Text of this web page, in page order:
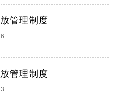
大班组安全管理制度.1
制度.3 1.1.3.推车工安全
制度.4 1.1.5。
汇编 二一八年三月 目录
测量工作制度 1 防治水预
及储量管理工作制度 5 水
报制度 7 水文预。
管理制度
管理制度